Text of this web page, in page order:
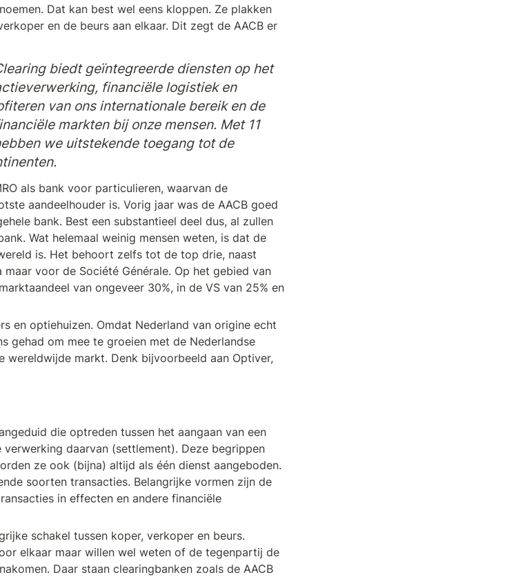
Dat kan best wel eens kloppen. Ze plakken
en de beurs aan elkaar. Dit zegt de AACB er
biedt geïntegreerde diensten op het
financiële logistiek en
van ons internationale bereik en de
markten bij onze mensen. Met 11
we uitstekende toegang tot de
als bank voor particulieren, waarvan de
aandeelhouder is. Vorig jaar was de AACB goed
bank. Best een substantieel deel dus, al zullen
Wat helemaal weinig mensen weten, is dat de
is. Het behoort zelfs tot de top drie, naast
voor de Société Générale. Op het gebied van
van ongeveer 30%, in de VS van 25% en
en optiehuizen. Omdat Nederland van origine echt
gehad om mee te groeien met de Nederlandse
markt. Denk bijvoorbeeld aan Optiver,
die optreden tussen het aangaan van een
daarvan (settlement). Deze begrippen
ze ook (bijna) altijd als één dienst aangeboden.
soorten transacties. Belangrijke vormen zijn de
in effecten en andere financiële
schakel tussen koper, verkoper en beurs.
elkaar maar willen wel weten of de tegenpartij de
Daar staan clearingbanken zoals de AACB